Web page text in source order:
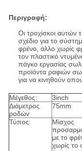
Περιγραφή:
Οι τροχίσκοι αυτών
σχέδιο για το
φρένο, άλλο χωρίς
τον πλαστικό
πάγκο εργασίας
προϊόντα ραφιών
για να κινηθούν
Μέγεθος: 3inch
Διάμετρος
ροδών
75mm
Τύπος:
Μίσχος
με το
χωρίς το